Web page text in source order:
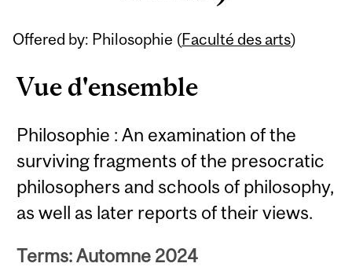
Offered by: Philosophie (Faculté des arts)
Vue d'ensemble
Philosophie : An examination of the
surviving fragments of the presocratic
philosophers and schools of philosophy,
as well as later reports of their views.
Terms: Automne 2024